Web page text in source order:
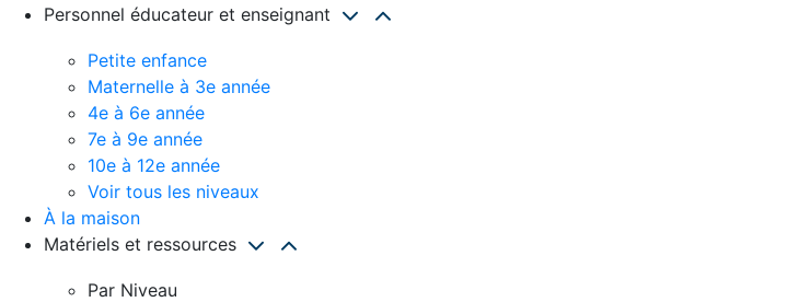
Personnel éducateur et enseignant
Petite enfance
Maternelle à 3e année
4e à 6e année
7e à 9e année
10e à 12e année
Voir tous les niveaux
À la maison
Matériels et ressources
Par Niveau